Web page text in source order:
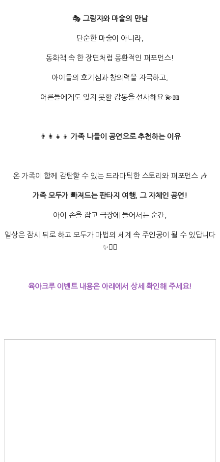
🎭그림자와 마술의 만남
단순한 마술이 아니라,
동화책 속 한 장면처럼 몽환적인 퍼포먼스!
아이들의 호기심과 창의력을 자극하고,
어른들에게도 잊지 못할 감동을 선사해요 💫📖
👨‍👩‍👧‍👦가족 나들이 공연으로 추천하는 이유
온 가족이 함께 감탄할 수 있는 드라마틱한 스토리와 퍼포먼스 🎶
가족 모두가 빠져드는 판타지 여행, 그 자체인 공연!
아이 손을 잡고 극장에 들어서는 순간,
일상은 잠시 뒤로 하고 모두가 마법의 세계 속 주인공이 될 수 있답니다
✨🧙‍♂️
육아크루 이벤트 내용은 아래에서 상세 확인해 주세요!